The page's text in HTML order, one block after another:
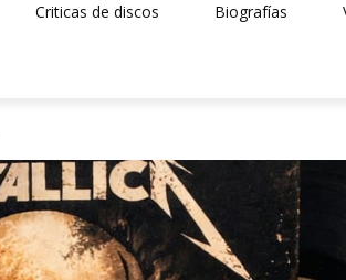
Criticas de discos Biografías